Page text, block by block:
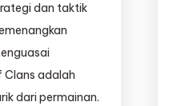
dan taktik
Clans adalah
dari permainan.